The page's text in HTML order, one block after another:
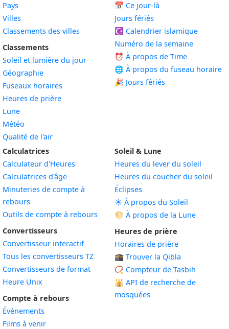
Pays
Villes
Classements des villes
Classements
Soleil et lumière du jour
Géographie
Fuseaux horaires
Heures de prière
Lune
Météo
Qualité de l'air
📅 Ce jour-là
Jours fériés
☪️ Calendrier islamique
Numéro de la semaine
⏰ À propos de Time
🌐 À propos du fuseau horaire
🎉 Jours fériés
Calculatrices
Calculateur d'Heures
Calculatrices d'âge
Minuteries de compte à
rebours
Outils de compte à rebours
Convertisseurs
Convertisseur interactif
Tous les convertisseurs TZ
Convertisseurs de format
Heure Unix
Compte à rebours
Événements
Films à venir
Soleil & Lune
Heures du lever du soleil
Heures du coucher du soleil
Éclipses
☀️ À propos du Soleil
🌕 À propos de la Lune
Heures de prière
Horaires de prière
🕋 Trouver la Qibla
📿 Compteur de Tasbih
🕌 API de recherche de
mosquées